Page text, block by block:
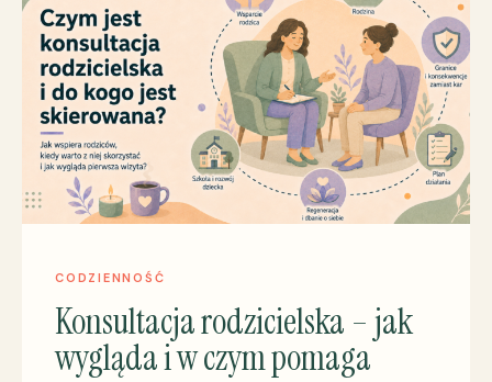
CODZIENNOŚĆ
Konsultacja rodzicielska – jak
wygląda i w czym pomaga